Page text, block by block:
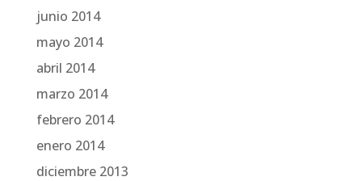
junio 2014
mayo 2014
abril 2014
marzo 2014
febrero 2014
enero 2014
diciembre 2013